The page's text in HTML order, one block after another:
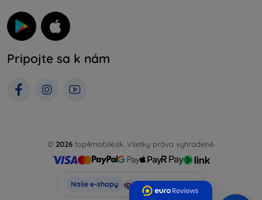
Pripojte sa k nám
© 2026 top4mobile.sk. Všetky práva vyhradené.
Naše e-shopy Top4Mobile.sk